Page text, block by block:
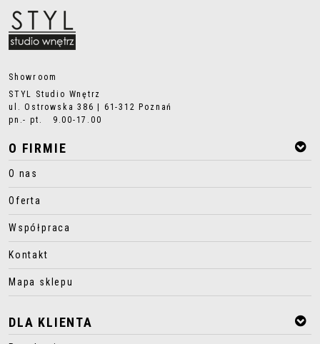
Showroom
STYL Studio Wnętrz
ul. Ostrowska 386 | 61-312 Poznań
pn.- pt. 9.00-17.00
O FIRMIE
O nas
Oferta
Współpraca
Kontakt
Mapa sklepu
DLA KLIENTA